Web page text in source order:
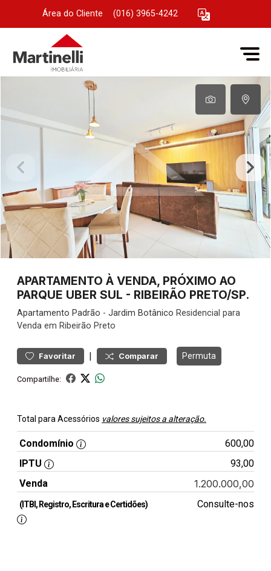
Área do Cliente (016) 3965-4242
APARTAMENTO À VENDA, PRÓXIMO AO
PARQUE UBER SUL - RIBEIRÃO PRETO/SP.
Apartamento Padrão - Jardim Botânico Residencial para
Venda em Ribeirão Preto
Favoritar | Comparar Permuta
Compartilhe:
Total para Acessórios valores sujeitos a alteração.
Condomínio
600,00
IPTU
93,00
Venda
1.200.000,00
(ITBI, Registro, Escritura e Certidões) Consulte-nos